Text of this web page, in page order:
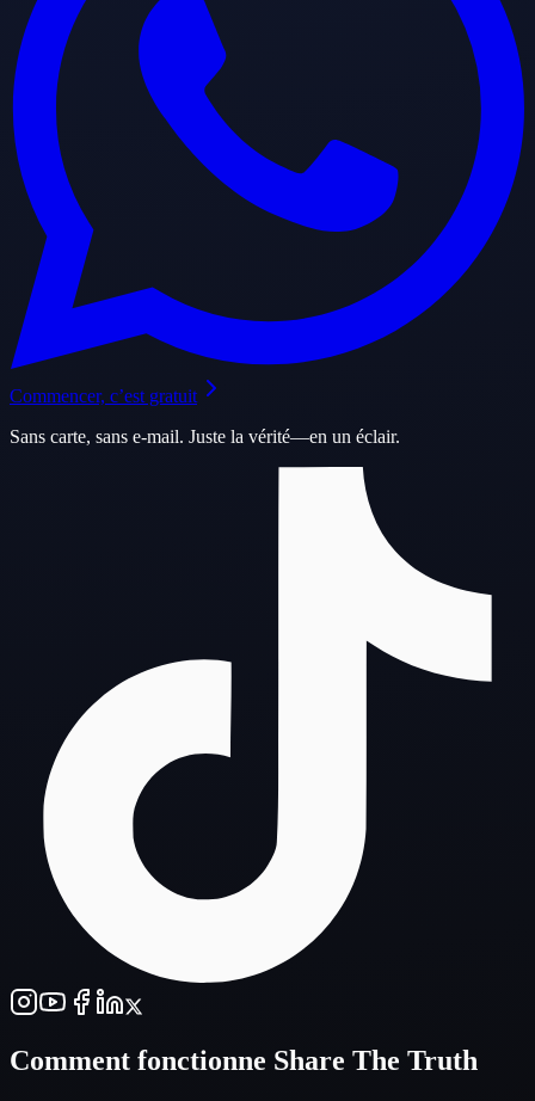
Commencer, c’est gratuit
Sans carte, sans e-mail. Juste la vérité—en un éclair.
Comment fonctionne Share The Truth